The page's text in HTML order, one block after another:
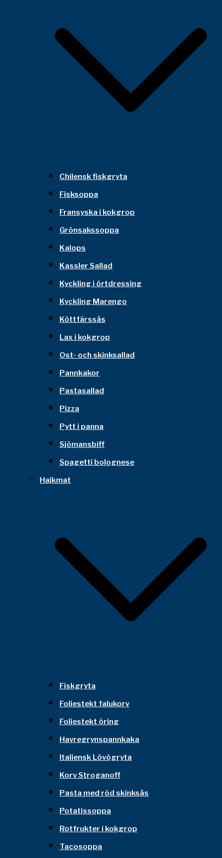
Chilensk fiskgryta
Fisksoppa
Fransyska i kokgrop
Grönsakssoppa
Kalops
Kassler Sallad
Kyckling i örtdressing
Kyckling Marengo
Köttfärssås
Lax i kokgrop
Ost- och skinksallad
Pannkakor
Pastasallad
Pizza
Pytt i panna
Sjömansbiff
Spagetti bolognese
Hajkmat
Fiskgryta
Foliestekt falukorv
Foliestekt öring
Havregrynspannkaka
Italiensk Lövögryta
Korv Stroganoff
Pasta med röd skinksås
Potatissoppa
Rotfrukter i kokgrop
Tacosoppa